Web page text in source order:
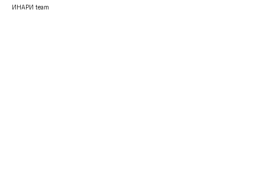
ИНАРИ team